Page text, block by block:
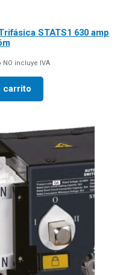
STATS1 630 amp
NO incluye IVA
carrito